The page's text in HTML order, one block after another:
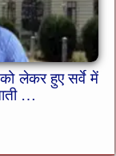
लेकर हुए सर्वे में
…